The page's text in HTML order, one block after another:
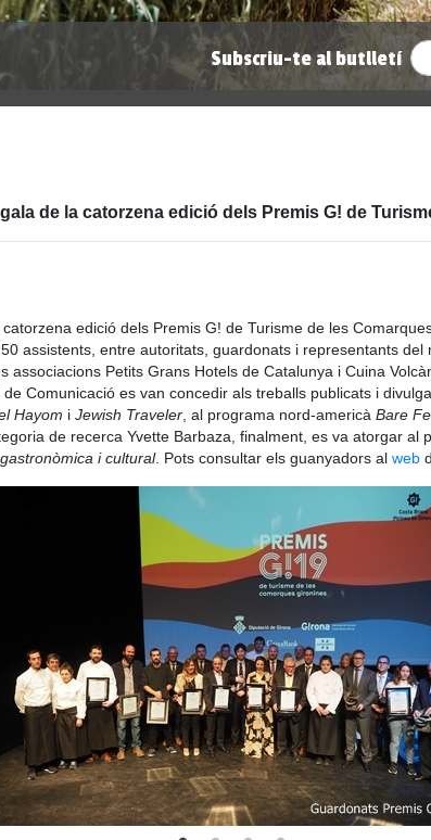
Subscriu-te al butlletí
de la catorzena edició dels Premis G! de
edició dels Premis G! de Turisme de les
assistents, entre autoritats, guardonats i representants del
associacions Petits Grans Hotels de Catalunya i Cuina
Comunicació es van concedir als treballs publicats i
Hayom i Jewish Traveler , al programa nord-americà Bare
de recerca Yvette Barbaza, finalment, es va atorgar al
i cultural. Pots consultar els guanyadors al web